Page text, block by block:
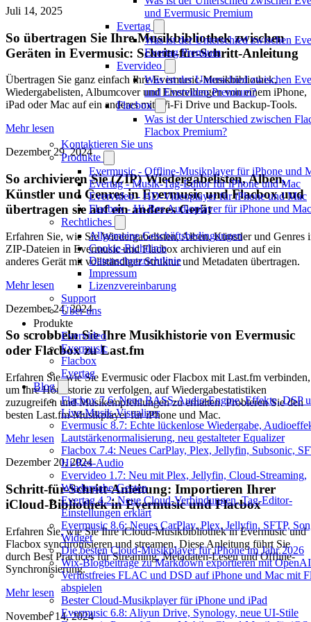
und Evermusic Premium
Evertag
Was ist der Unterschied zwischen
Evertag Premium
Evervideo
Was ist der Unterschied zwischen
und Evervideo Premium?
Flacbox
Was ist der Unterschied zwischen
Flacbox Premium?
Kontaktieren Sie uns
Produkte
Evermusic - Offline-Musikplayer für iPhone und
Evertag - Musik-Tag-Editor für iPhone und Mac
Evervideo - HD-Videoplayer für iPhone und Mac
Flacbox - Hi-Res Audioplayer für iPhone und Mac
Rechtliches
Allgemeine Geschäftsbedingungen
Cookie-Richtlinie
Datenschutzrichtlinie
Impressum
Lizenzvereinbarung
Support
Über uns
Produkte
Evervideo
Evermusic
Flacbox
Evertag
Blog
Flacbox 7.6: Neue BASS-Audio-Engine, Effekte, DSP
Live-Musik-Visualizer
Evermusic 8.7: Echte lückenlose Wiedergabe,
Lautstärkenormalisierung, neu gestalteter Equalizer
Flacbox 7.4: Neues CarPlay, Plex, Jellyfin, Subsonic,
Hi-Res-Audio
Evervideo 1.7: Neu mit Plex, Jellyfin, Cloud-Streaming,
Wiedergabe-Gesten
Evertag 4.2: Neue Cloud-Verbindungen, Tag-Editor-
Einstellungen erklärt
Evermusic 8.6: Neues CarPlay, Plex, Jellyfin, SFTP,
Widget
Die besten Cloud-Musikplayer für iPhone im Jahr 2026
Wix-Blogbeiträge zu Markdown exportieren mit OpenAI
Verlustfreies FLAC und DSD auf iPhone und Mac mit
abspielen
Bester Cloud-Musikplayer für iPhone und iPad
Evermusic 6.8: Aliyun Drive, Synology, neue UI-Stile
Juli 14, 2025
So übertragen Sie Ihre Musikbibliothek zwischen
Geräten in Evermusic: Schritt-für-Schritt-Anleitung
Übertragen Sie ganz einfach Ihre Evermusic-Musikbibliothek,
Wiedergabelisten, Albumcover und Einstellungen von einem iPhone,
iPad oder Mac auf ein anderes mit Wi-Fi Drive und Backup-Tools.
Mehr lesen
Dezember 29, 2024
So archivieren Sie (ZIP) Wiedergabelisten, Alben,
Künstler und Genres in Evermusic und Flacbox und
übertragen sie auf ein anderes Gerät
Erfahren Sie, wie Sie Wiedergabelisten, Alben, Künstler und Genres
ZIP-Dateien in Evermusic und Flacbox archivieren und auf ein
anderes Gerät mit vollständiger Struktur und Metadaten übertragen.
Mehr lesen
Dezember 24, 2024
So scrobbeln Sie Ihre Musikhistorie von Evermusic
oder Flacbox zu Last.fm
Erfahren Sie, wie Sie Evermusic oder Flacbox mit Last.fm verbinden,
um Ihre Hörhistorie zu verfolgen, auf Wiedergabestatistiken
zuzugreifen und Musikempfehlungen zu erhalten. Probieren Sie den
besten Last.fm-Musikplayer für iPhone und Mac.
Mehr lesen
Dezember 20, 2024
Schritt-für-Schritt-Anleitung: Importieren Ihrer
iCloud-Bibliothek in Evermusic und Flacbox
Erfahren Sie, wie Sie Ihre iCloud-Musikbibliothek in Evermusic und
Flacbox synchronisieren und streamen. Diese Anleitung führt Sie
durch Best Practices für Streaming, Metadaten-Lesen und Offline-
Synchronisierung.
Mehr lesen
November 14, 2024